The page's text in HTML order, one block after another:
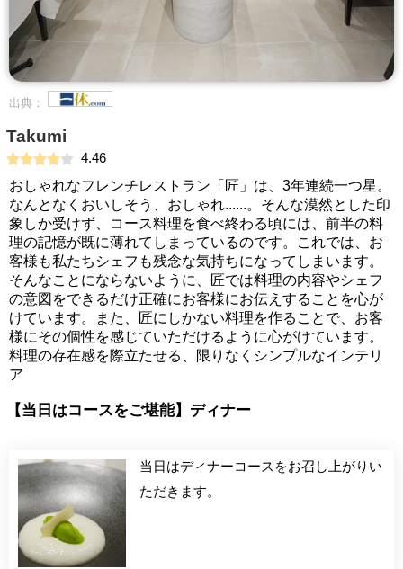
出典：
Takumi
4.46
おしゃれなフレンチレストラン「匠」は、3年連続一つ星。
なんとなくおいしそう、おしゃれ......。そんな漠然とした印
象しか受けず、コース料理を食べ終わる頃には、前半の料
理の記憶が既に薄れてしまっているのです。これでは、お
客様も私たちシェフも残念な気持ちになってしまいます。
そんなことにならないように、匠では料理の内容やシェフ
の意図をできるだけ正確にお客様にお伝えすることを心が
けています。また、匠にしかない料理を作ることで、お客
様にその個性を感じていただけるように心がけています。
料理の存在感を際立たせる、限りなくシンプルなインテリ
ア
【当日はコースをご堪能】ディナー
当日はディナーコースをお召し上がりい
ただきます。